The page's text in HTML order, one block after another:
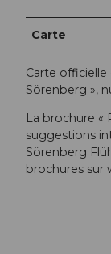
Carte
Carte officielle
Sörenberg »,
La brochure «
suggestions
Sörenberg
brochures sur